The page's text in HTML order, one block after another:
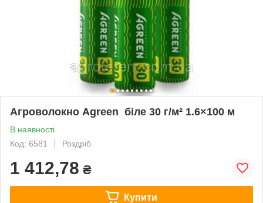
Агроволокно Agreen біле 30 г/м² 1.6×100 м
В наявності
Код: 6581
Роздріб
1 412,78 ₴
Купити